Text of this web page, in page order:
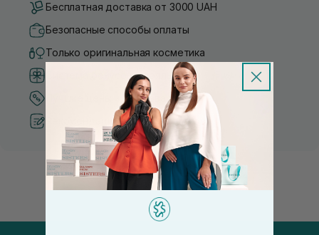
Бесплатная доставка от 3000 UAH
Безопасные способы оплаты
Только оригинальная косметика
Система бонусов и лояльности
Лучшие цены и топ товары
Рекомендации от косметологов